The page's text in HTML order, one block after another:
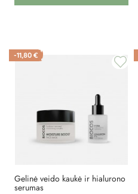
-11,80 €
Gelinė veido kaukė ir hialurono
serumas